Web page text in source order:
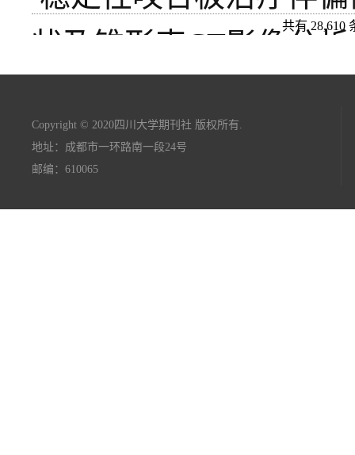
状及锥形束CT影像分析
共有
Copyright © 2020四川大学期刊社 版权所有.
地址：成都市一环路南一段24号
邮编：610065